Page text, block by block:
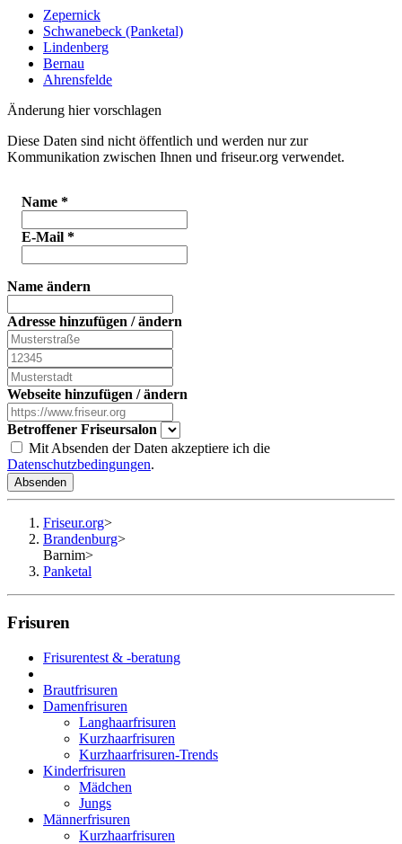
Zepernick
Schwanebeck (Panketal)
Lindenberg
Bernau
Ahrensfelde
Änderung hier vorschlagen
Diese Daten sind nicht öffentlich und werden nur zur
Kommunikation zwischen Ihnen und friseur.org verwendet.
Name *
E-Mail *
Name ändern
Adresse hinzufügen / ändern
Webseite hinzufügen / ändern
Betroffener Friseursalon
Mit Absenden der Daten akzeptiere ich die
Datenschutzbedingungen.
Absenden
Friseur.org>
Brandenburg>
Barnim>
Panketal
Frisuren
Frisurentest & -beratung
Brautfrisuren
Damenfrisuren
Langhaarfrisuren
Kurzhaarfrisuren
Kurzhaarfrisuren-Trends
Kinderfrisuren
Mädchen
Jungs
Männerfrisuren
Kurzhaarfrisuren